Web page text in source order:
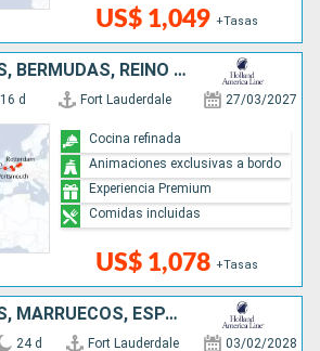
US$ 1,049 +Tasas
ESTADOS UNIDOS, BERMUDAS, REINO UNIDO, FRANCIA, BÉLGICA, PAISES BAJOS
16 d Fort Lauderdale 27/03/2027
US$ 1,078 +Tasas
Cocina refinada
Animaciones exclusivas a bordo
Experiencia Premium
Comidas incluidas
ESTADOS UNIDOS, MARRUECOS, ESPAÑA, ITALIA
24 d Fort Lauderdale 03/02/2028